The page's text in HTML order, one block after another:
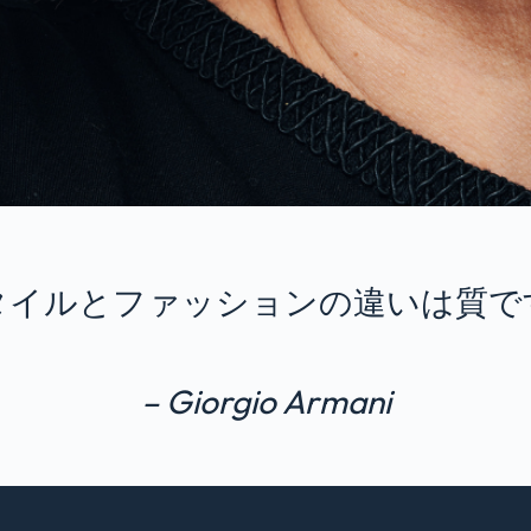
イルとファッションの違いは質で
– Giorgio Armani